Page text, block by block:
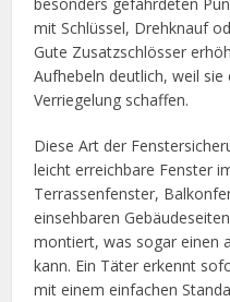
mit Schlüssel, Drehknauf
Gute Zusatzschlösser
Aufhebeln deutlich, weil sie
Verriegelung schaffen.
Diese Art der
leicht erreichbare Fenster
Terrassenfenster,
einsehbaren
montiert, was sogar einen
kann. Ein Täter erkennt
mit einem einfachen